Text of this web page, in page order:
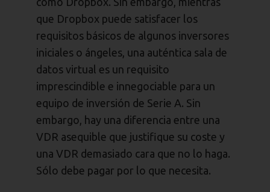
que Dropbox puede satisfacer los
requisitos básicos de algunos inversores
iniciales o ángeles, una auténtica sala de
datos virtual es un requisito
imprescindible e innegociable para un
equipo de inversión de Serie A. Sin
embargo, hay una diferencia entre una
VDR asequible que justifique su coste y
una VDR demasiado cara que no lo haga.
Sólo debe pagar por lo que necesita.